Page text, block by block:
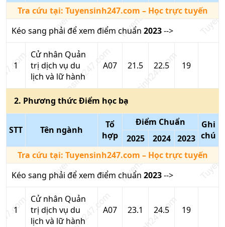
Tra cứu tại: Tuyensinh247.com – Học trực tuyến
Kéo sang phải để xem điểm chuẩn 2023-->
1
Cử nhân Quản
trị dịch vụ du
lịch và lữ hành
A07 21.5 22.5 19
2. Phương thứcĐiểm học bạ
STT Tên ngành
Tổ
hợp
Điểm Chuẩn
Ghi
chú
2025 2024
2023
Tra cứu tại: Tuyensinh247.com – Học trực tuyến
Kéo sang phải để xem điểm chuẩn 2023-->
1
Cử nhân Quản
trị dịch vụ du
lịch và lữ hành
A07 23.1 24.5 19